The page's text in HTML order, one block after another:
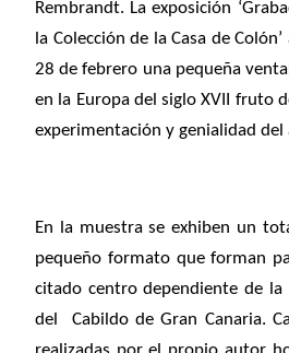
Rembrandt. La exposición
la Colección de la Casa de Colón’
28 de febrero una pequeña
en la Europa del siglo XVII fruto
experimentación y genialidad del
En la muestra se exhiben un
pequeño formato que forman
citado centro dependiente de la
del Cabildo de Gran Canaria.